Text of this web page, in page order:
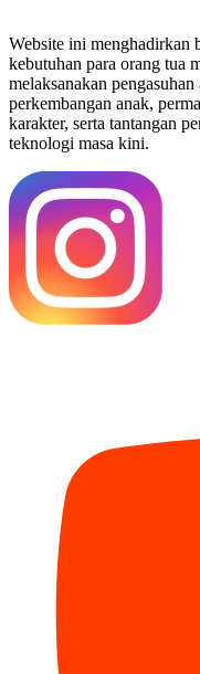
Website ini menghadirkan
kebutuhan para orang tua
melaksanakan
perkembangan anak,
karakter, serta tantangan
teknologi masa kini.